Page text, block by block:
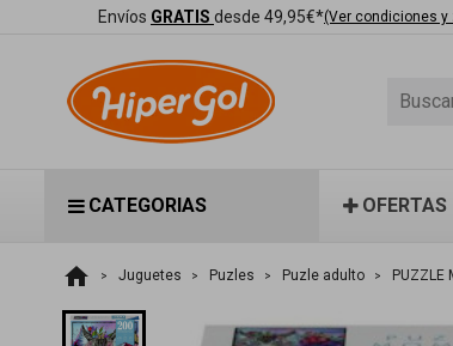
Envíos GRATIS desde 49,95€*(Ver condiciones y
CATEGORIAS OFERTAS
home Juguetes Puzles Puzle adulto PUZZLE